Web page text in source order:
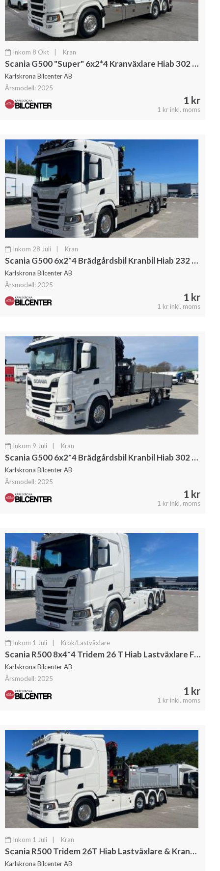
Inkom 8 Okt Kran
Scania G500 "Super" 6x2*4 Kranväxlare Hiab 302 E6 Kran Jibb
Karlskrona Bilcenter AB
Årsmodell: 2025
1 kr
1 kr inkl. moms
Inkom 28 Juli Kran
Scania G500 6x2*4 Brädgårdsbil Kranbil Hiab 232 Kran
Karlskrona Bilcenter AB
Årsmodell: 2025
1 kr
1 kr inkl. moms
Inkom 9 Juli Kran
Scania G500 6x2*4 Brädgårdsbil Kranbil Hiab 302 Kran
Karlskrona Bilcenter AB
Årsmodell: 2025
1 kr
1 kr inkl. moms
Inkom 1 Juli Krok/Lastväxlare
Scania R500 8x4*4 Tridem 26 T Hiab Lastväxlare Fullutrustad
Karlskrona Bilcenter AB
Årsmodell: 2025
1 kr
1 kr inkl. moms
Inkom 1 Juli Kran
Scania R500 Tridem 26T Hiab Lastväxlare & Kranflak Palfinger
Karlskrona Bilcenter AB